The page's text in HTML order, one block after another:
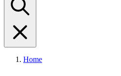
Home